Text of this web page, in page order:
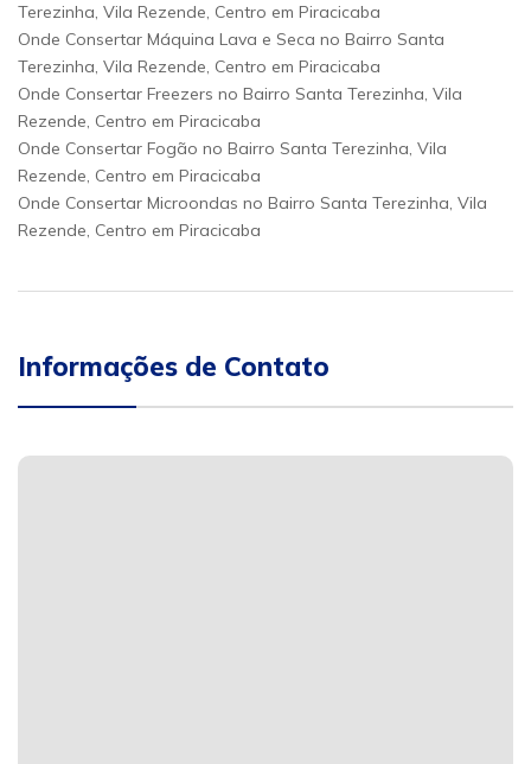
Terezinha, Vila Rezende, Centro em Piracicaba
Onde Consertar Máquina Lava e Seca no Bairro Santa
Terezinha, Vila Rezende, Centro em Piracicaba
Onde Consertar Freezers no Bairro Santa Terezinha, Vila
Rezende, Centro em Piracicaba
Onde Consertar Fogão no Bairro Santa Terezinha, Vila
Rezende, Centro em Piracicaba
Onde Consertar Microondas no Bairro Santa Terezinha, Vila
Rezende, Centro em Piracicaba
Informações de Contato